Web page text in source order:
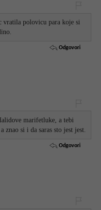
vratila polovicu para koje si
Odgovori
marifetluke, a tebi
znao si i da saras sto jest jest.
Odgovori